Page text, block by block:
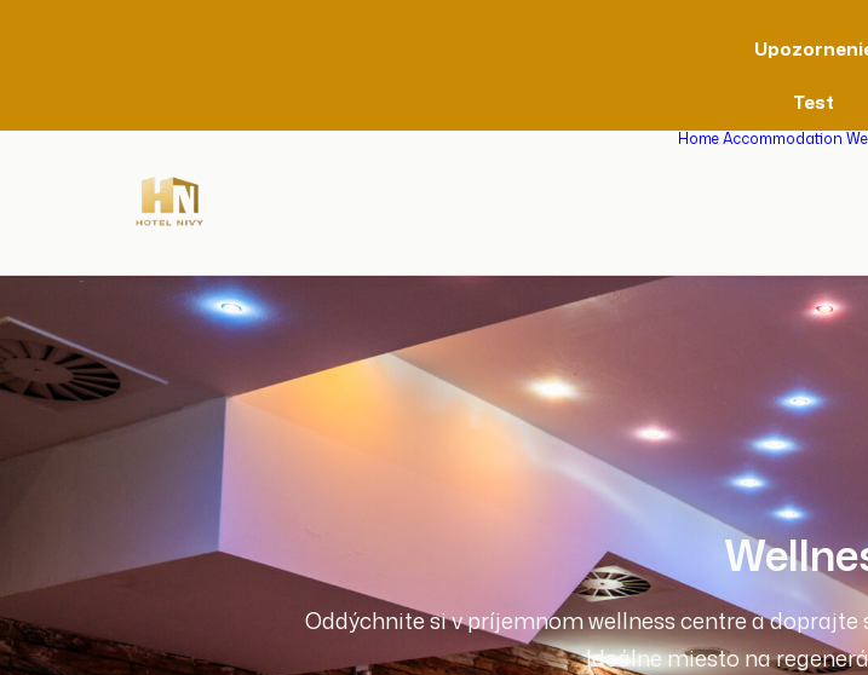
Test
Home Accommodation
Oddýchnite si v príjemnom wellness centre a
Ideálne miesto na